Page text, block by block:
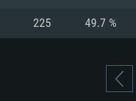
225 49.7 %